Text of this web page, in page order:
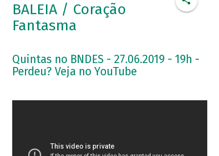
BALEIA / Coração
Fantasma
Quintas no BNDES - 27.06.2019 - 19h -
Perdeu? Veja no YouTube